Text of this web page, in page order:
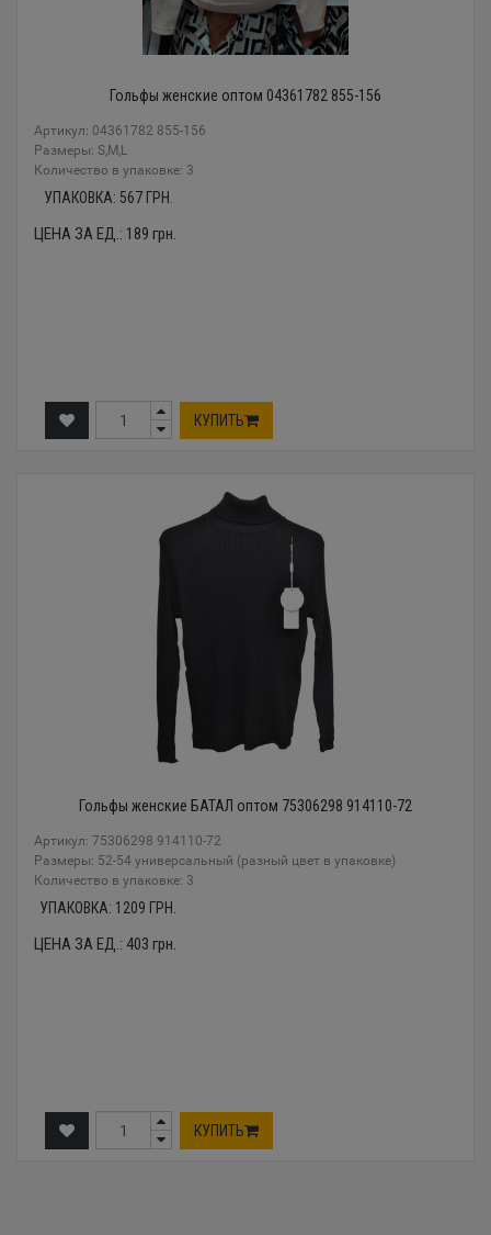
Гольфы женские оптом 04361782 855-156
Артикул: 04361782 855-156
Размеры: S,M,L
Количество в упаковке: 3
УПАКОВКА: 567 ГРН.
ЦЕНА ЗА ЕД.: 189 грн.
КУПИТЬ
Гольфы женские БАТАЛ оптом 75306298 914110-72
Артикул: 75306298 914110-72
Размеры: 52-54 универсальный (разный цвет в упаковке)
Количество в упаковке: 3
УПАКОВКА: 1209 ГРН.
ЦЕНА ЗА ЕД.: 403 грн.
КУПИТЬ